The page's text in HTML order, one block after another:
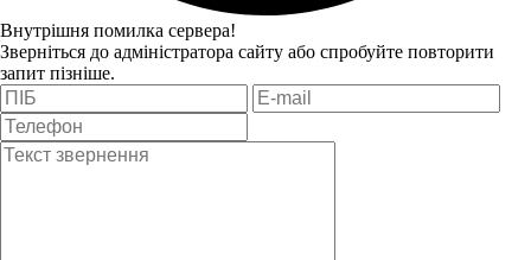
Внутрішня помилка сервера!
Зверніться до адміністратора сайту або спробуйте повторити
запит пізніше.